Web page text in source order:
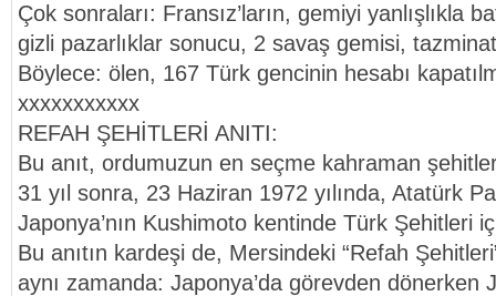
Çok sonraları: Fransız’ların, gemiyi yanlışlıkla
gizli pazarlıklar sonucu, 2 savaş gemisi,
Böylece: ölen, 167 Türk gencinin hesabı
xxxxxxxxxxx
REFAH ŞEHİTLERİ ANITI:
Bu anıt, ordumuzun en seçme kahraman
31 yıl sonra, 23 Haziran 1972 yılında, Atatürk
Japonya’nın Kushimoto kentinde Türk Şehitleri
Bu anıtın kardeşi de, Mersindeki “Refah
aynı zamanda: Japonya’da görevden dönerken